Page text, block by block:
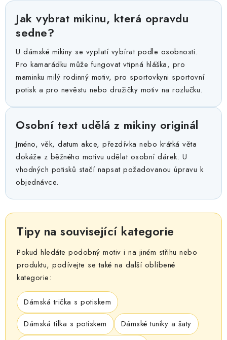
Jak vybrat mikinu, která opravdu
sedne?
U dámské mikiny se vyplatí vybírat podle osobnosti.
Pro kamarádku může fungovat vtipná hláška, pro
maminku milý rodinný motiv, pro sportovkyni sportovní
potisk a pro nevěstu nebo družičky motiv na rozlučku.
Osobní text udělá z mikiny originál
Jméno, věk, datum akce, přezdívka nebo krátká věta
dokáže z běžného motivu udělat osobní dárek. U
vhodných potisků stačí napsat požadovanou úpravu k
objednávce.
Tipy na související kategorie
Pokud hledáte podobný motiv i na jiném střihu nebo
produktu, podívejte se také na další oblíbené
kategorie:
Dámská trička s potiskem
Dámská tílka s potiskem
Dámské tuniky a šaty